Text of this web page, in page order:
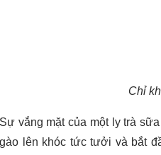
Chỉ
Sự vắng mặt của một ly trà
gào lên khóc tức tưởi và bắt